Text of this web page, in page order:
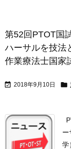
第52回PTOT国
ハーサルを技法
作業療法士国家
 2018年9月10日 
ー
学